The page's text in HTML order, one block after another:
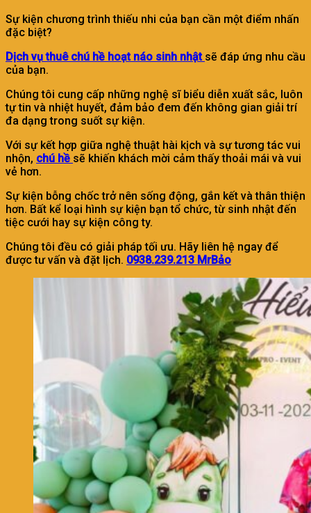
Sự kiện chương trình thiếu nhi của bạn cần một điểm nhấn
đặc biệt?
Dịch vụ thuê chú hề hoạt náo sinh nhật sẽ đáp ứng nhu cầu
của bạn.
Chúng tôi cung cấp những nghệ sĩ biểu diễn xuất sắc, luôn
tự tin và nhiệt huyết, đảm bảo đem đến không gian giải trí
đa dạng trong suốt sự kiện.
Với sự kết hợp giữa nghệ thuật hài kịch và sự tương tác vui
nhộn, chú hề sẽ khiến khách mời cảm thấy thoải mái và vui
vẻ hơn.
Sự kiện bỗng chốc trở nên sống động, gắn kết và thân thiện
hơn. Bất kể loại hình sự kiện bạn tổ chức, từ sinh nhật đến
tiệc cưới hay sự kiện công ty.
Chúng tôi đều có giải pháp tối ưu. Hãy liên hệ ngay để
được tư vấn và đặt lịch. 0938.239.213 MrBảo